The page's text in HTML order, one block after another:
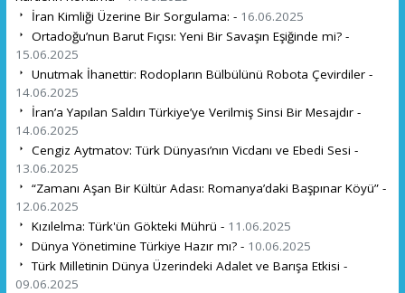
İran Kimliği Üzerine Bir Sorgulama: - 16.06.2025
Ortadoğu’nun Barut Fıçısı: Yeni Bir Savaşın Eşiğinde mi? -
15.06.2025
Unutmak İhanettir: Rodopların Bülbülünü Robota Çevirdiler -
14.06.2025
İran’a Yapılan Saldırı Türkiye’ye Verilmiş Sinsi Bir Mesajdır -
14.06.2025
Cengiz Aytmatov: Türk Dünyası’nın Vicdanı ve Ebedi Sesi -
13.06.2025
“Zamanı Aşan Bir Kültür Adası: Romanya’daki Başpınar Köyü” -
12.06.2025
Kızılelma: Türk'ün Gökteki Mührü - 11.06.2025
Dünya Yönetimine Türkiye Hazır mı? - 10.06.2025
Türk Milletinin Dünya Üzerindeki Adalet ve Barışa Etkisi -
09.06.2025